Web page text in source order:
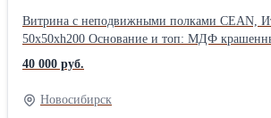
Витрина с неподвижными полками CEAN, Италия:
50x50xh200 Основание и топ: МДФ крашенный металлик
Подсветка: 1 светодиодная лампочка Количество полок: 5
Расстояние м/у полками: 30 см Напольные колесики Дверца
распашная с замком 90 кг В наличии 1 шт.
Самовывоз.Производитель: Italvetrine, Италия
40 000 руб.
Новосибирск